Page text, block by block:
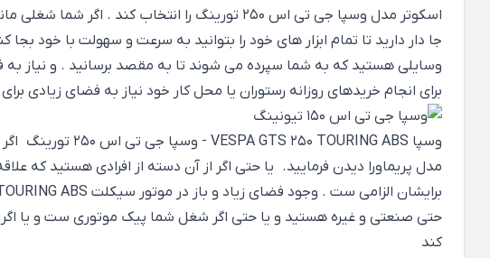
اسکوتر مدل وسپا جی تی اس 250 تورینگ را
جا دار دارید تا تمام ابزار های خود را بتوانید به سرعت و سهولت با خود
وسایلی هستید که به شما سپرده می شوند تا به مقصد برسانید . و نیاز به
برای انجام خریدهای روزانه رستوران یا محل کار خود نیاز به فضای زیادی
مدل پریماورا دیدن فرمایید. یا حتی اگر از آن دسته از افرادی هستید که
حتی صنعتی و غیره هستید و یا حتی اگر شغل شما پیک موتوری ست و یا
کند